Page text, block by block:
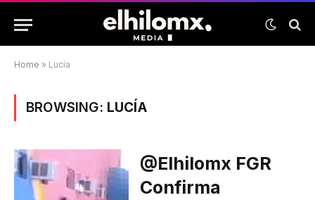
Home » Lucía
BROWSING: LUCÍA
@elhilomx FGR
Confirma